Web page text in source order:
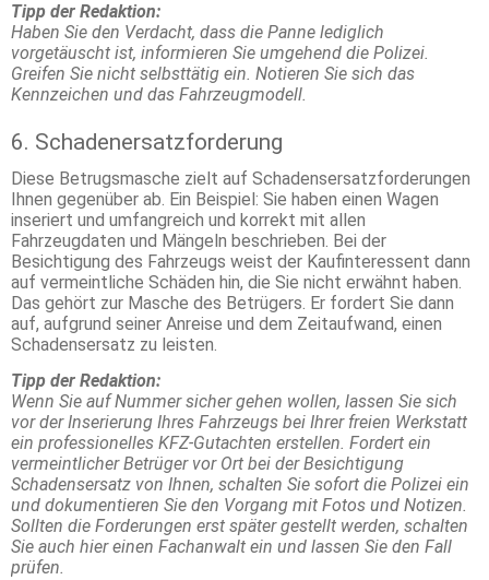
Tipp der Redaktion:
Haben Sie den Verdacht, dass die Panne lediglich
vorgetäuscht ist, informieren Sie umgehend die Polizei.
Greifen Sie nicht selbsttätig ein. Notieren Sie sich das
Kennzeichen und das Fahrzeugmodell.
6. Schadenersatzforderung
Diese Betrugsmasche zielt auf Schadensersatzforderungen
Ihnen gegenüber ab. Ein Beispiel: Sie haben einen Wagen
inseriert und umfangreich und korrekt mit allen
Fahrzeugdaten und Mängeln beschrieben. Bei der
Besichtigung des Fahrzeugs weist der Kaufinteressent dann
auf vermeintliche Schäden hin, die Sie nicht erwähnt haben.
Das gehört zur Masche des Betrügers. Er fordert Sie dann
auf, aufgrund seiner Anreise und dem Zeitaufwand, einen
Schadensersatz zu leisten.
Tipp der Redaktion:
Wenn Sie auf Nummer sicher gehen wollen, lassen Sie sich
vor der Inserierung Ihres Fahrzeugs bei Ihrer freien Werkstatt
ein professionelles KFZ-Gutachten erstellen. Fordert ein
vermeintlicher Betrüger vor Ort bei der Besichtigung
Schadensersatz von Ihnen, schalten Sie sofort die Polizei ein
und dokumentieren Sie den Vorgang mit Fotos und Notizen.
Sollten die Forderungen erst später gestellt werden, schalten
Sie auch hier einen Fachanwalt ein und lassen Sie den Fall
prüfen.